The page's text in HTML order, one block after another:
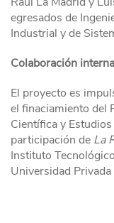
egresados de
Industrial y de
Colaboración
El proyecto es
el finaciamiento del
Científica y
participación de La
Instituto
Universidad